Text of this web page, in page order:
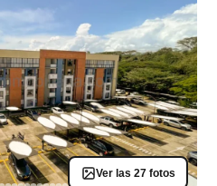
Ver las 27 fotos